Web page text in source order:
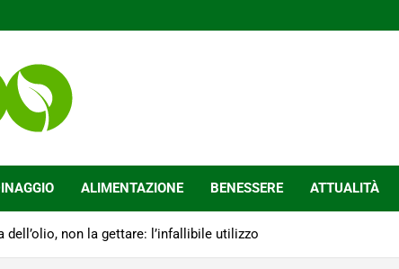
ALIMENTAZIONE BENESSERE ATTUALITÀ
dell’olio, non la gettare: l’infallibile utilizzo